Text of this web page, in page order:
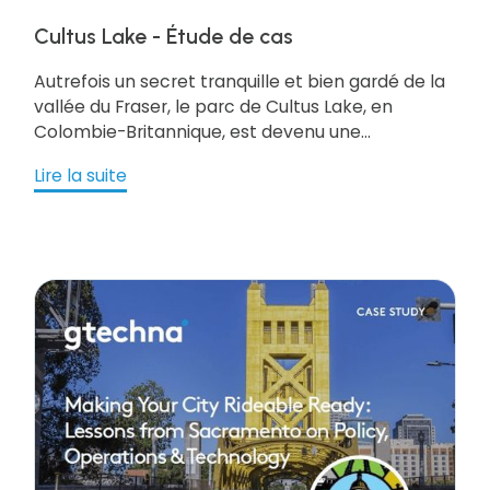
Cultus Lake - Étude de cas
Autrefois un secret tranquille et bien gardé de la
vallée du Fraser, le parc de Cultus Lake, en
Colombie-Britannique, est devenu une
proximité de Vancouver (~100 km). Cultus Lake
réparties sur trois terrains, dont beaucoup sont
utilisées quotidiennement. Obtenez cette
ressource pour en savoir plus !
Lire la suite